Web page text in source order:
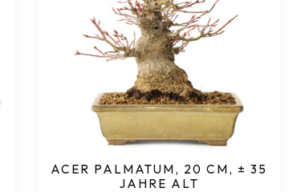
ACER PALMATUM, 20 CM, ± 35
JAHRE ALT